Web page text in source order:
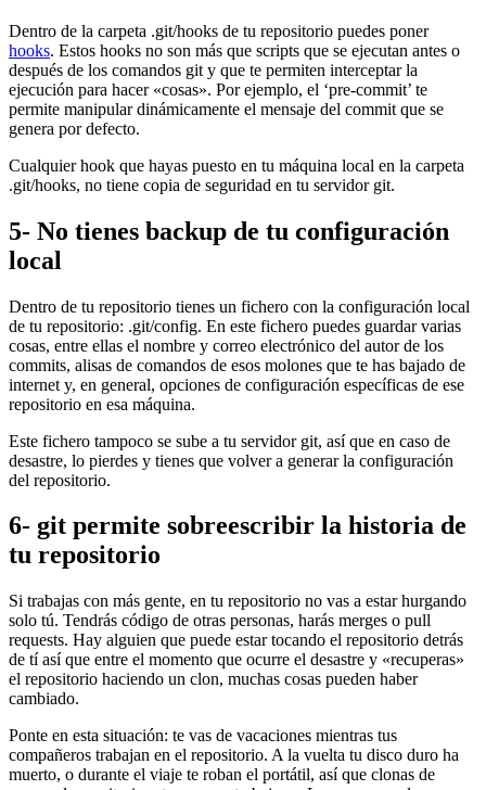
Dentro de la carpeta .git/hooks de tu repositorio puedes poner
hooks. Estos hooks no son más que scripts que se ejecutan antes o
después de los comandos git y que te permiten interceptar la
ejecución para hacer «cosas». Por ejemplo, el ‘pre-commit’ te
permite manipular dinámicamente el mensaje del commit que se
genera por defecto.
Cualquier hook que hayas puesto en tu máquina local en la carpeta
.git/hooks, no tiene copia de seguridad en tu servidor git.
5- No tienes backup de tu configuración
local
Dentro de tu repositorio tienes un fichero con la configuración local
de tu repositorio: .git/config. En este fichero puedes guardar varias
cosas, entre ellas el nombre y correo electrónico del autor de los
commits, alisas de comandos de esos molones que te has bajado de
internet y, en general, opciones de configuración específicas de ese
repositorio en esa máquina.
Este fichero tampoco se sube a tu servidor git, así que en caso de
desastre, lo pierdes y tienes que volver a generar la configuración
del repositorio.
6- git permite sobreescribir la historia de
tu repositorio
Si trabajas con más gente, en tu repositorio no vas a estar hurgando
solo tú. Tendrás código de otras personas, harás merges o pull
requests. Hay alguien que puede estar tocando el repositorio detrás
de tí así que entre el momento que ocurre el desastre y «recuperas»
el repositorio haciendo un clon, muchas cosas pueden haber
cambiado.
Ponte en esta situación: te vas de vacaciones mientras tus
compañeros trabajan en el repositorio. A la vuelta tu disco duro ha
muerto, o durante el viaje te roban el portátil, así que clonas de